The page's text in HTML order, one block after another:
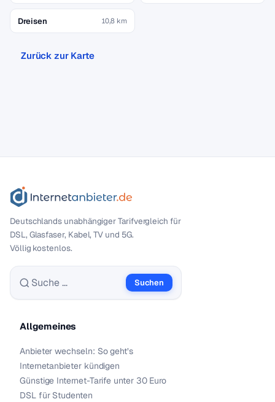
Dreisen 10,8 km
Zurück zur Karte
Deutschlands unabhängiger Tarif­vergleich für
DSL, Glasfaser, Kabel, TV und 5G.
Völlig kostenlos.
Suche nach:
Suchen
Allgemeines
Anbieter wechseln: So geht’s
Internetanbieter kündigen
Günstige Internet-Tarife unter 30 Euro
DSL für Studenten